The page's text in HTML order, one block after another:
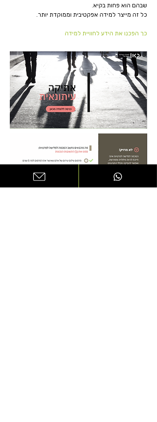
שבהם הוא פחות בקיא.
כל זה מייצר למידה אפקטיבית וממוקדת יותר.
כך הפכנו את הידע לחוויית למידה